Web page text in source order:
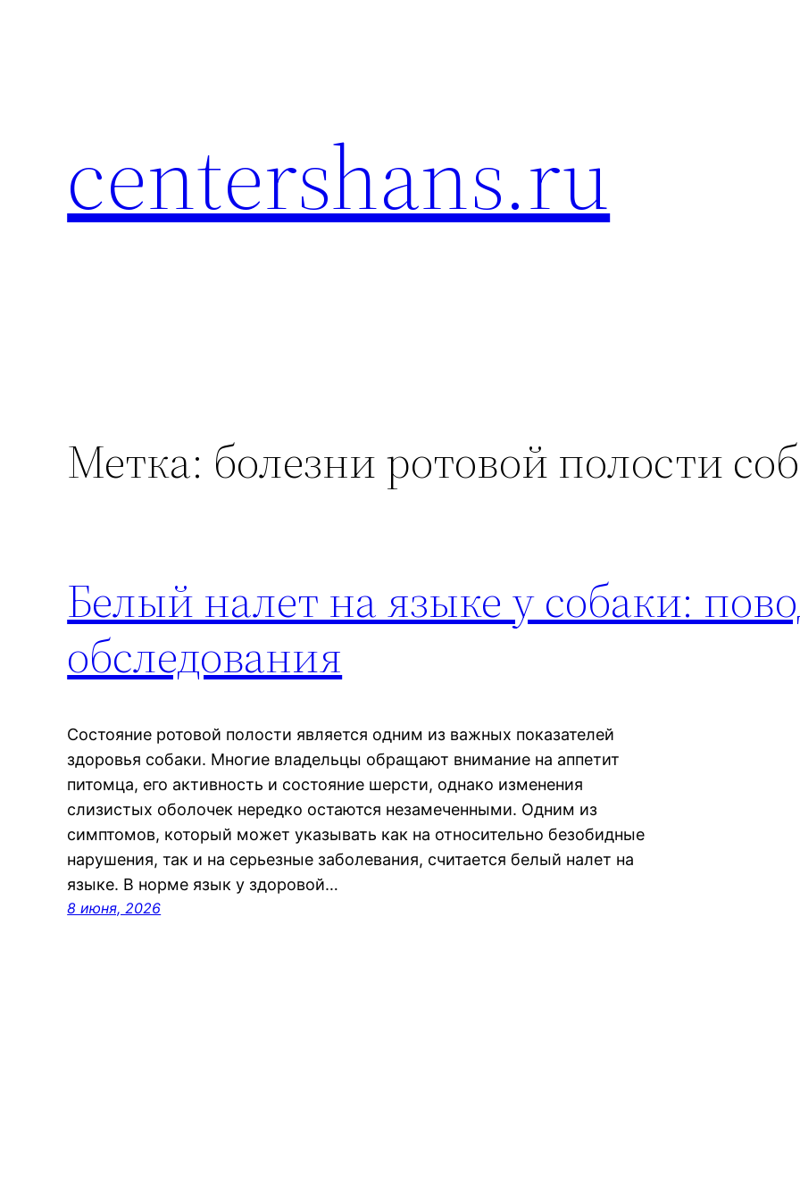
centershans.ru
Метка: болезни ротовой полости
Белый налет на языке у собаки:
обследования
Состояние ротовой полости является одним из важных показателей
здоровья собаки. Многие владельцы обращают внимание на аппетит
питомца, его активность и состояние шерсти, однако изменения
слизистых оболочек нередко остаются незамеченными. Одним из
симптомов, который может указывать как на относительно безобидные
нарушения, так и на серьезные заболевания, считается белый налет на
языке. В норме язык у здоровой…
8 июня, 2026